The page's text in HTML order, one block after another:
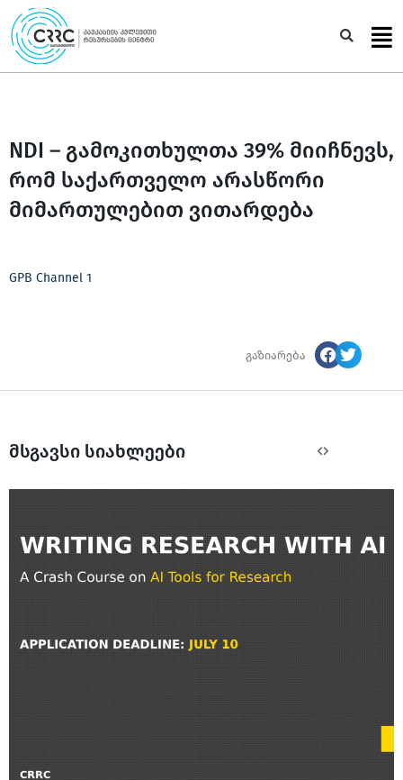
Skip
to
content
NDI – გამოკითხულთა 39% მიიჩნევს,
რომ საქართველო არასწორი
მიმართულებით ვითარდება
GPB Channel 1
გაზიარება
მსგავსი სიახლეები